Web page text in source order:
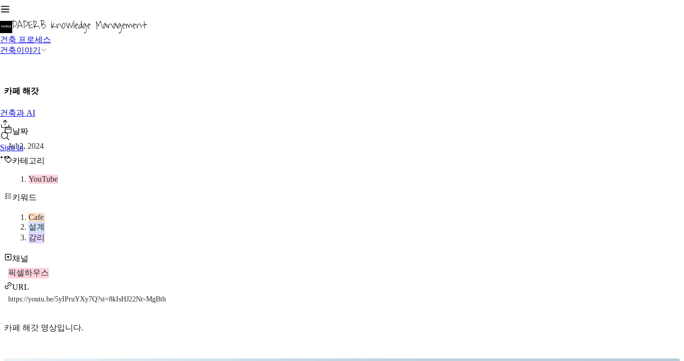
건축 프로세스
건축이야기
건축과 AI
Sign In
카페 해갓
날짜
Jul 2, 2024
카테고리
YouTube
키워드
Cafe
설계
감리
채널
픽셀하우스
URL
https://youtu.be/5yIPruYXy7Q?si=8kIsHJ22Nr-MgBth
카페 해갓 영상입니다.